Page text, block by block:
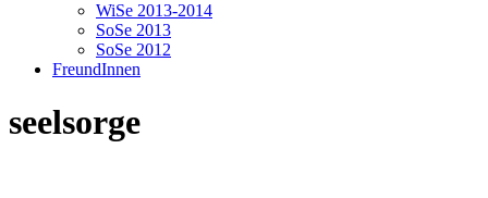
WiSe 2013-2014
SoSe 2013
SoSe 2012
FreundInnen
seelsorge